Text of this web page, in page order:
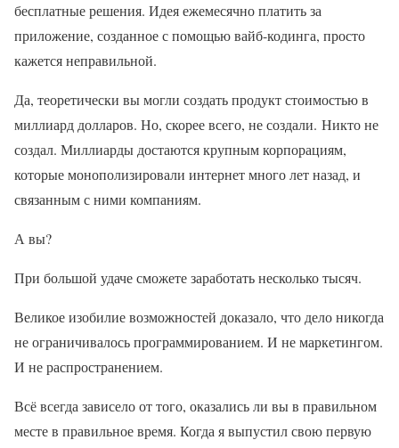
бесплатные решения. Идея ежемесячно платить за
приложение, созданное с помощью вайб-кодинга, просто
кажется неправильной.
Да, теоретически вы могли создать продукт стоимостью в
миллиард долларов. Но, скорее всего, не создали. Никто не
создал. Миллиарды достаются крупным корпорациям,
которые монополизировали интернет много лет назад, и
связанным с ними компаниям.
А вы?
При большой удаче сможете заработать несколько тысяч.
Великое изобилие возможностей доказало, что дело никогда
не ограничивалось программированием. И не маркетингом.
И не распространением.
Всё всегда зависело от того, оказались ли вы в правильном
месте в правильное время. Когда я выпустил свою первую